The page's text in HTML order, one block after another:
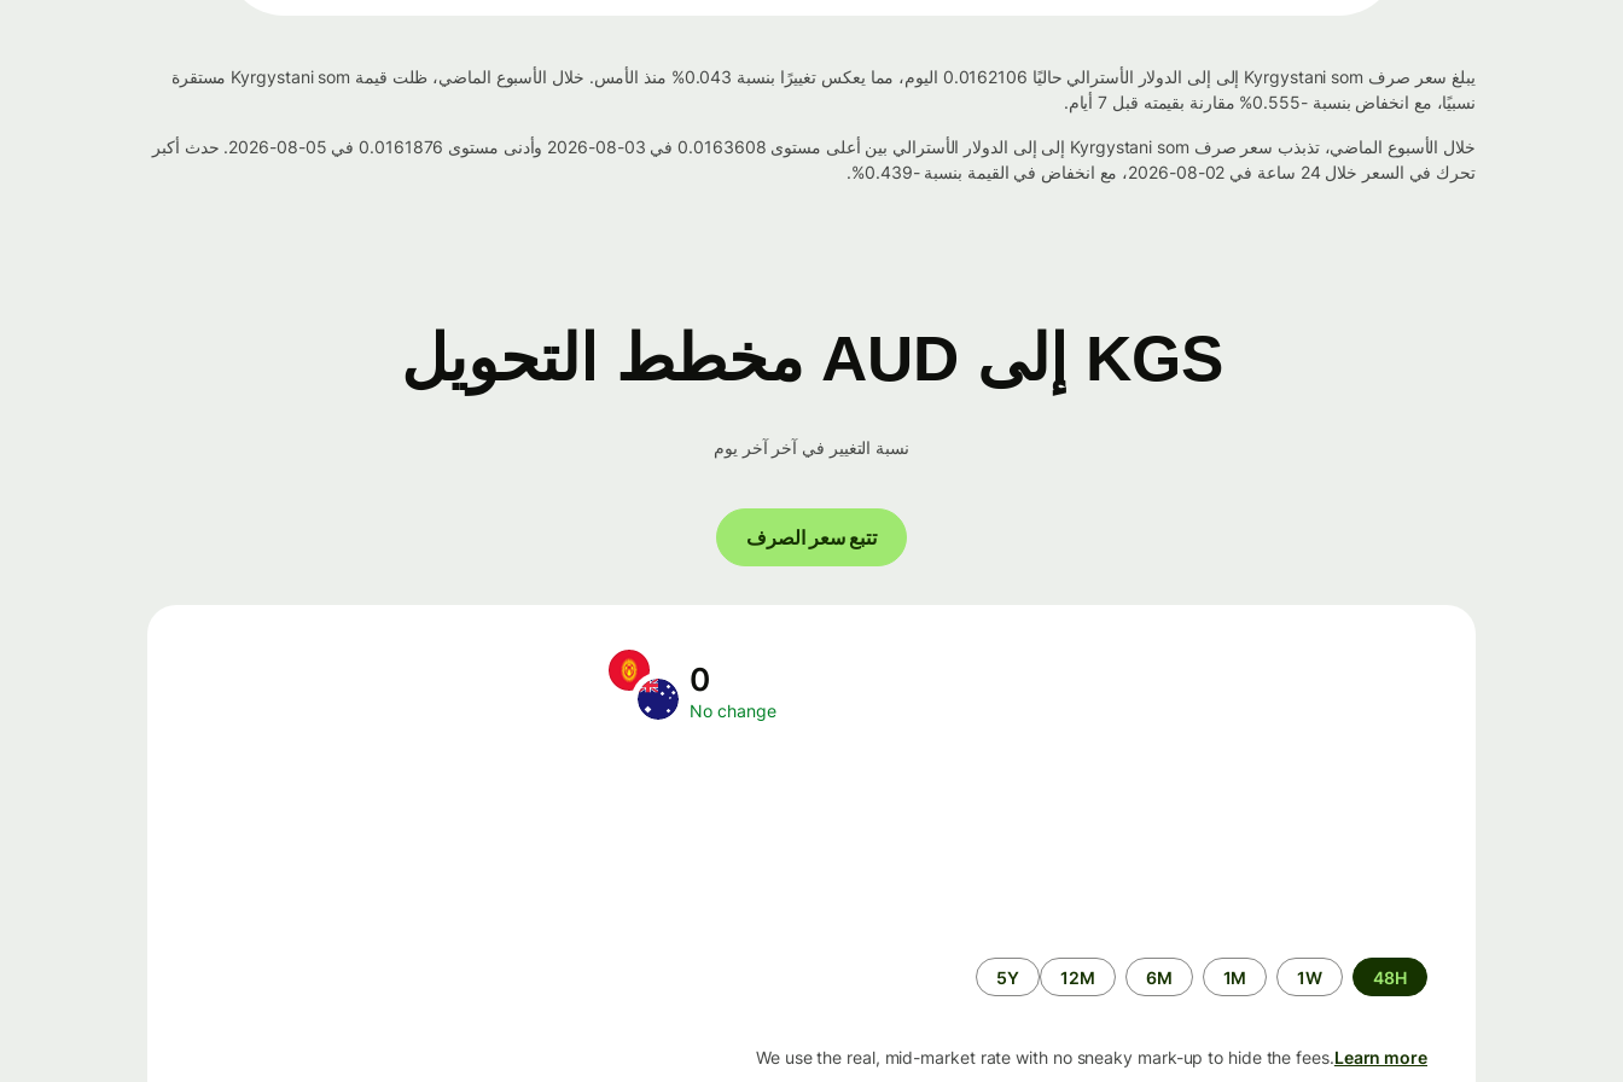
يبلغ سعر صرف Kyrgystani som إلى إلى الدولار الأسترالي حاليًا 0.0162106 اليوم، مما يعكس تغييرًا بنسبة 0.043% منذ الأمس. خلال الأسبوع الماضي، ظلت قيمة Kyrgystani som مستقرة
نسبيًا، مع انخفاض بنسبة -0.555% مقارنة بقيمته قبل 7 أيام.
خلال الأسبوع الماضي، تذبذب سعر صرف Kyrgystani som إلى إلى الدولار الأسترالي بين أعلى مستوى 0.0163608 في 03-08-2026 وأدنى مستوى 0.0161876 في 05-08-2026. حدث أكبر
تحرك في السعر خلال 24 ساعة في 02-08-2026، مع انخفاض في القيمة بنسبة -0.439%.
KGS إلى AUD مخطط التحويل
نسبة التغيير في آخر آخر يوم
تتبع سعر الصرف
0
No change
الفترة
الزمنية
48H
1W
1M
6M
12M
5Y
We use the real, mid-market rate with no sneaky mark-up to hide the fees.Learn more